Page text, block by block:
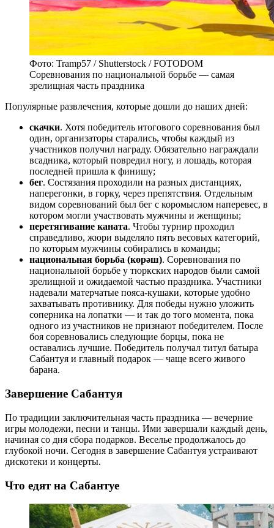
Фото: Tramp57 / Shutterstock / FOTODOM
Соревнования по национальной борьбе — самая
зрелищная часть праздника
Популярные развлечения, которые дошли до наших дней:
скачки. Хотя победитель итогового соревнования был
один, организаторы старались, чтобы каждый из
участников получил награду. Обязательно награждали
всадника, который повредил ногу, и лошадь, которая
последней пришла к финишу;
бег. Состязания проходили на разных дистанциях,
наперегонки, в горку, через препятствия. Отдельным
видом соревнований был бег с коромыслом наперевес, в
котором могли участвовать мужчины и женщины;
перетягивание каната. Чтобы турнир проходил
справедливо, жюри выделяло пять весовых категорий,
по которым мужчины собирались в команды;
национальная борьба (көрәш). Соревнования по
национальной борьбе у тюркских народов были самой
зрелищной и ожидаемой частью праздника. Участники
надевали матерчатые пояса-кушаки, которые удобно
захватывать противнику. Для победы нужно уложить
соперника на лопатки — и так до того момента, пока
одного из участников не признают победителем. После
боя соревновались следующие борцы, пока не
оставались лучшие. Победитель получал титул батыра
Сабантуя и главный подарок — чаще всего живого
барана.
Завершение Сабантуя
По традиции заключительная часть праздника — вечерние
игры молодежи, песни и танцы. Ими завершали каждый день,
начиная со дня сбора подарков. Веселье продолжалось до
глубокой ночи. Сегодня в завершение Сабантуя устраивают
дискотеки и концерты.
Что едят на Сабантуе